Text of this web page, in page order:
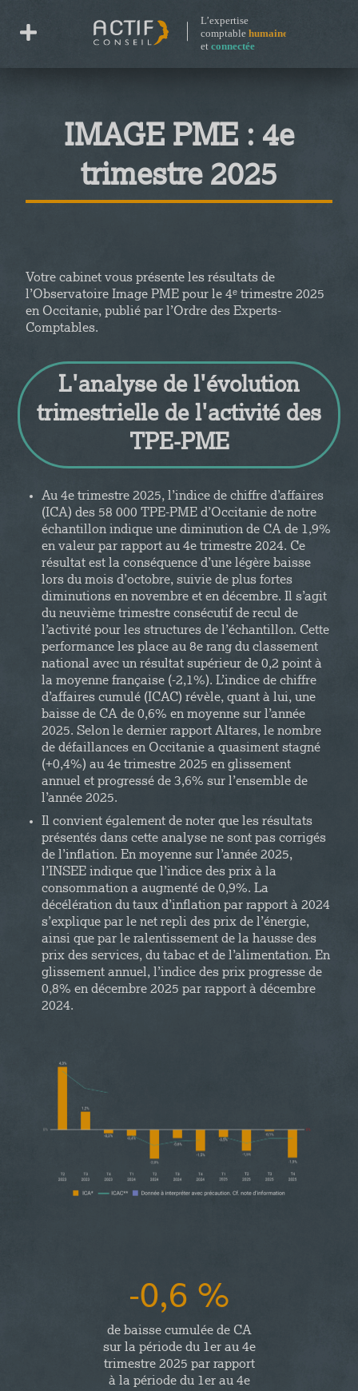
IMAGE PME : 4e
trimestre 2025
Votre cabinet vous présente les résultats de
l’Observatoire Image PME pour le 4ᵉ trimestre 2025
en Occitanie, publié par l’Ordre des Experts-
Comptables.
L'analyse de l'évolution
trimestrielle de l'activité des
TPE-PME
Au 4e trimestre 2025, l’indice de chiffre d’affaires
(ICA) des 58 000 TPE-PME d’Occitanie de notre
échantillon indique une diminution de CA de 1,9%
en valeur par rapport au 4e trimestre 2024. Ce
résultat est la conséquence d’une légère baisse
lors du mois d’octobre, suivie de plus fortes
diminutions en novembre et en décembre. Il s’agit
du neuvième trimestre consécutif de recul de
l’activité pour les structures de l’échantillon. Cette
performance les place au 8e rang du classement
national avec un résultat supérieur de 0,2 point à
la moyenne française (-2,1%). L’indice de chiffre
d’affaires cumulé (ICAC) révèle, quant à lui, une
baisse de CA de 0,6% en moyenne sur l’année
2025. Selon le dernier rapport Altares, le nombre
de défaillances en Occitanie a quasiment stagné
(+0,4%) au 4e trimestre 2025 en glissement
annuel et progressé de 3,6% sur l’ensemble de
l’année 2025.
Il convient également de noter que les résultats
présentés dans cette analyse ne sont pas corrigés
de l’inflation. En moyenne sur l’année 2025,
l’INSEE indique que l’indice des prix à la
consommation a augmenté de 0,9%. La
décélération du taux d’inflation par rapport à 2024
s’explique par le net repli des prix de l’énergie,
ainsi que par le ralentissement de la hausse des
prix des services, du tabac et de l’alimentation. En
glissement annuel, l’indice des prix progresse de
0,8% en décembre 2025 par rapport à décembre
2024.
-0,6 %
de baisse cumulée de CA
sur la période du 1er au 4e
trimestre 2025 par rapport
à la période du 1er au 4e